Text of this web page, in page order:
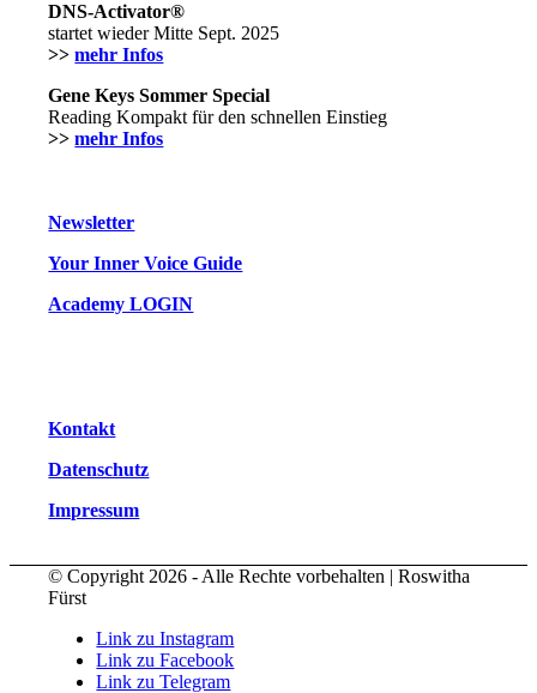
DNS-Activator®
startet wieder Mitte Sept. 2025
>>mehr Infos
Gene Keys Sommer Special
Reading Kompakt für den schnellen Einstieg
>>mehr Infos
Newsletter
Your Inner Voice Guide
Academy LOGIN
Kontakt
Datenschutz
Impressum
© Copyright 2026 - Alle Rechte vorbehalten | Roswitha
Fürst
Link zu Instagram
Link zu Facebook
Link zu Telegram